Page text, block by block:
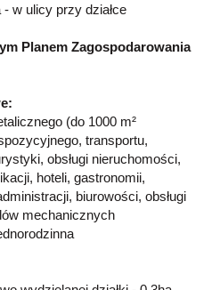
- w ulicy przy działce
Planem Zagospodarowania
(do 1000 m²
transportu,
obsługi nieruchomości,
hoteli, gastronomii,
biurowości, obsługi
mechanicznych